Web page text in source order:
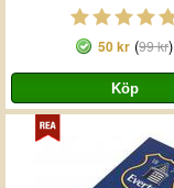
50 kr (99 kr)